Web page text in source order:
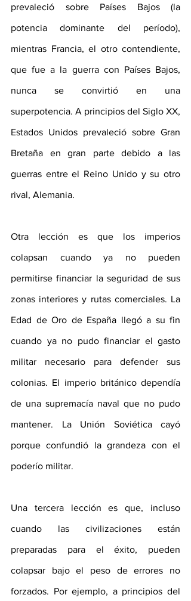
prevaleció sobre Países Bajos (la
potencia dominante del período),
mientras Francia, el otro contendiente,
que fue a la guerra con Países Bajos,
nunca se convirtió en una
superpotencia. A principios del Siglo XX,
Estados Unidos prevaleció sobre Gran
Bretaña en gran parte debido a las
guerras entre el Reino Unido y su otro
rival, Alemania.
Otra lección es que los imperios
colapsan cuando ya no pueden
permitirse financiar la seguridad de sus
zonas interiores y rutas comerciales. La
Edad de Oro de España llegó a su fin
cuando ya no pudo financiar el gasto
militar necesario para defender sus
colonias. El imperio británico dependía
de una supremacía naval que no pudo
mantener. La Unión Soviética cayó
porque confundió la grandeza con el
poderío militar.
Una tercera lección es que, incluso
cuando las civilizaciones están
preparadas para el éxito, pueden
colapsar bajo el peso de errores no
forzados. Por ejemplo, a principios del